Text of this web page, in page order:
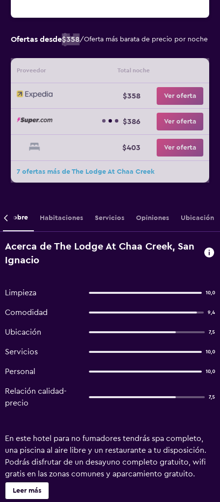
Ofertas desde$358/Oferta más barata de precio por noche
Proveedor Total noche
$358 Ver oferta
$386 Ver oferta
$403 Ver oferta
7 ofertas más de The Lodge At Chaa Creek
Sobre Habitaciones Servicios Opiniones Ubicación
Acerca de The Lodge At Chaa Creek, San
Ignacio
Limpieza 10,0
Comodidad 9,4
Ubicación 7,5
Servicios 10,0
Personal 10,0
Relación calidad-
precio
7,5
En este hotel para no fumadores tendrás spa completo,
una piscina al aire libre y un restaurante a tu disposición.
Podrás disfrutar de un desayuno completo gratuito, wifi
gratis en las zonas comunes y aparcamiento gratuito.
También encontrarás un bar o lounge, un centro de
conferencias y una bañera de hidromasaje. The Lodge at
Leer más